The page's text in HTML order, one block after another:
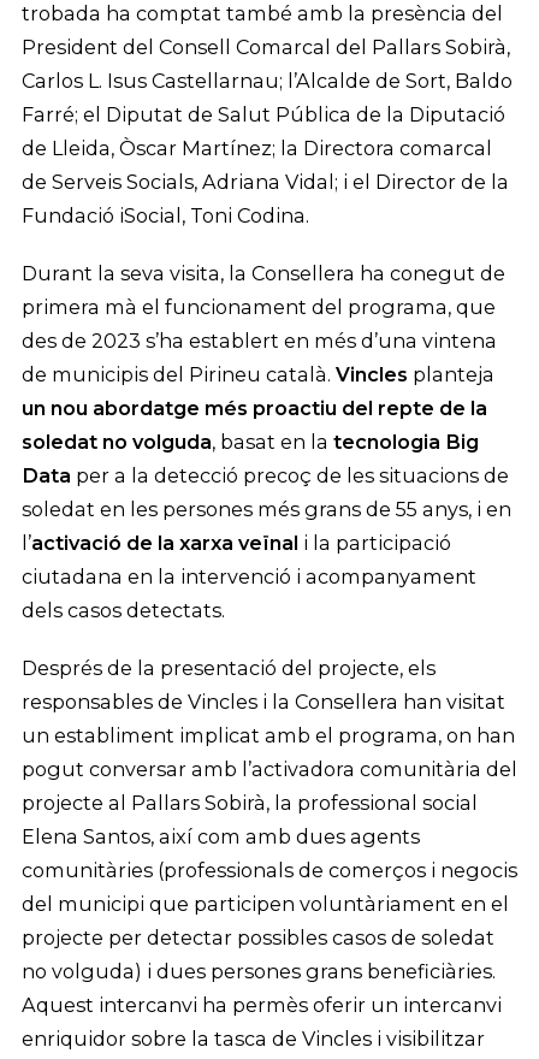
trobada ha comptat també amb la presència del
President del Consell Comarcal del Pallars Sobirà,
Carlos L. Isus Castellarnau; l’Alcalde de Sort, Baldo
Farré; el Diputat de Salut Pública de la Diputació
de Lleida, Òscar Martínez; la Directora comarcal
de Serveis Socials, Adriana Vidal; i el Director de la
Fundació iSocial, Toni Codina.
Durant la seva visita, la Consellera ha conegut de
primera mà el funcionament del programa, que
des de 2023 s’ha establert en més d’una vintena
de municipis del Pirineu català. Vincles planteja
un nou abordatge més proactiu del repte de la
soledat no volguda, basat en la tecnologia Big
Data per a la detecció precoç de les situacions de
soledat en les persones més grans de 55 anys, i en
l’activació de la xarxa veïnal i la participació
ciutadana en la intervenció i acompanyament
dels casos detectats.
Després de la presentació del projecte, els
responsables de Vincles i la Consellera han visitat
un establiment implicat amb el programa, on han
pogut conversar amb l’activadora comunitària del
projecte al Pallars Sobirà, la professional social
Elena Santos, així com amb dues agents
comunitàries (professionals de comerços i negocis
del municipi que participen voluntàriament en el
projecte per detectar possibles casos de soledat
no volguda) i dues persones grans beneficiàries.
Aquest intercanvi ha permès oferir un intercanvi
enriquidor sobre la tasca de Vincles i visibilitzar